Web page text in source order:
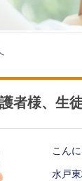
者様、生
こんに
水戸